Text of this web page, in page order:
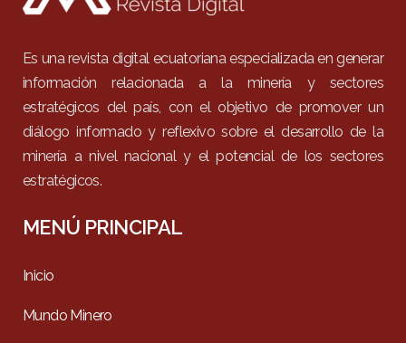
Es una revista digital ecuatoriana especializada en generar
información relacionada a la minería y sectores
estratégicos del país, con el objetivo de promover un
diálogo informado y reflexivo sobre el desarrollo de la
minería a nivel nacional y el potencial de los sectores
estratégicos.
MENÚ PRINCIPAL
Inicio
Mundo Minero